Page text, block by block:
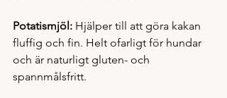
Potatismjöl: Hjälper till att göra kakan
fluffig och fin. Helt ofarligt för hundar
och är naturligt gluten- och
spannmålsfritt.